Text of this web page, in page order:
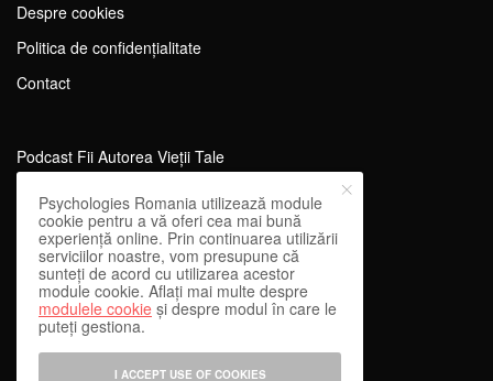
Despre cookies
Politica de confidențialitate
Contact
Podcast Fii Autorea Vieții Tale
Evenimente Fii Autoarea Vieții Tale!
SportEdu
Antrenament Mental pentru Sportivi
Learning Network
WEnough
Reward & Engage
Psychologies Romania utilizează module
cookie pentru a vă oferi cea mai bună
experiență online. Prin continuarea utilizării
serviciilor noastre, vom presupune că
sunteți de acord cu utilizarea acestor
module cookie. Aflați mai multe despre
modulele cookie și despre modul în care le
puteți gestiona.
I ACCEPT USE OF COOKIES